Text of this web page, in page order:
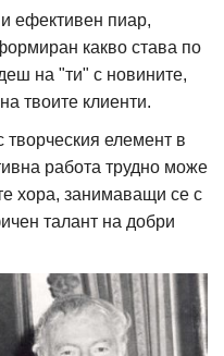
ефективен пиар,
какво става по
на "ти" с новините,
твоите клиенти.
елемент в
работа трудно може
хора, занимаващи се с
талант на добри